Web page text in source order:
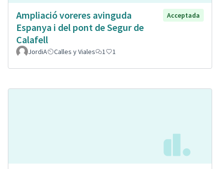
Ampliació voreres avinguda
Espanya i del pont de Segur de
Calafell
Acceptada
JordiA Calles y Viales 1 1